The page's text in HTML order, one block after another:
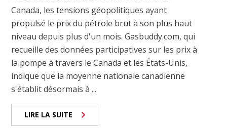
Canada, les tensions géopolitiques ayant
propulsé le prix du pétrole brut à son plus haut
niveau depuis plus d'un mois. Gasbuddy.com, qui
recueille des données participatives sur les prix à
la pompe à travers le Canada et les États-Unis,
indique que la moyenne nationale canadienne
s'établit désormais à ...
LIRE LA SUITE